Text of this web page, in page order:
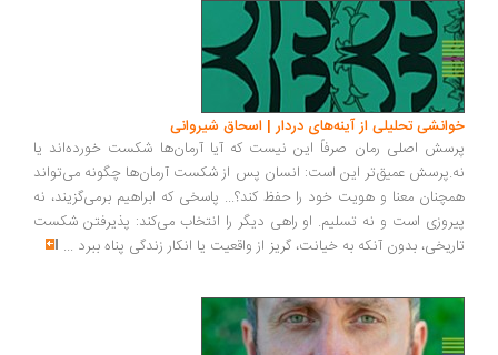
تحلیلی از آینه‌های دردار | اسحاق شیروانی
اصلی رمان صرفاً این نیست که آیا آرمان‌ها شکست خورده‌اند یا
عمیق‌تر این است: انسان پس از شکست آرمان‌ها چگونه می‌تواند
معنا و هویت خود را حفظ کند؟... پاسخی که ابراهیم برمی‌گزیند، نه
است و نه تسلیم. او راهی دیگر را انتخاب می‌کند: پذیرفتن شکست
بدون آنکه به خیانت، گریز از واقعیت یا انکار زندگی پناه ببرد...